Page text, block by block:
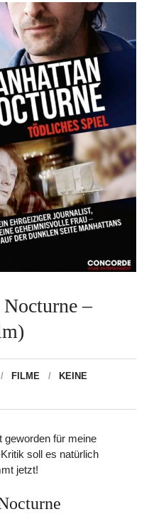
–
FILME
KEINE
geworden für meine
soll es natürlich
jetzt!